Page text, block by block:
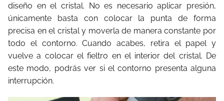
diseño en el cristal. No es necesario aplicar presión,
únicamente basta con colocar la punta de forma
precisa en el cristal y moverla de manera constante por
todo el contorno. Cuando acabes, retira el papel y
vuelve a colocar el fieltro en el interior del cristal. De
este modo, podrás ver si el contorno presenta alguna
interrupción.